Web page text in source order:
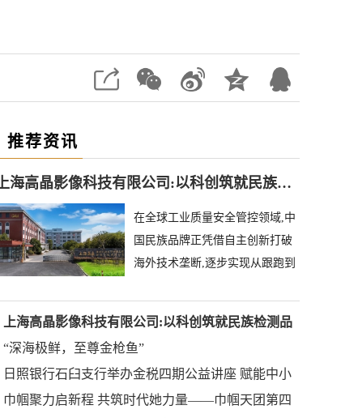
推荐资讯
上海高晶影像科技有限公司:以科创筑就民族检测品牌
在全球工业质量安全管控领域,中
国民族品牌正凭借自主创新打破
海外技术垄断,逐步实现从跟跑到
上海高晶影像科技有限公司:以科创筑就民族检测品
牌
“深海极鲜，至尊金枪鱼”
日照银行石臼支行举办金税四期公益讲座 赋能中小
微企业合规发展
巾帼聚力启新程 共筑时代她力量——巾帼天团第四